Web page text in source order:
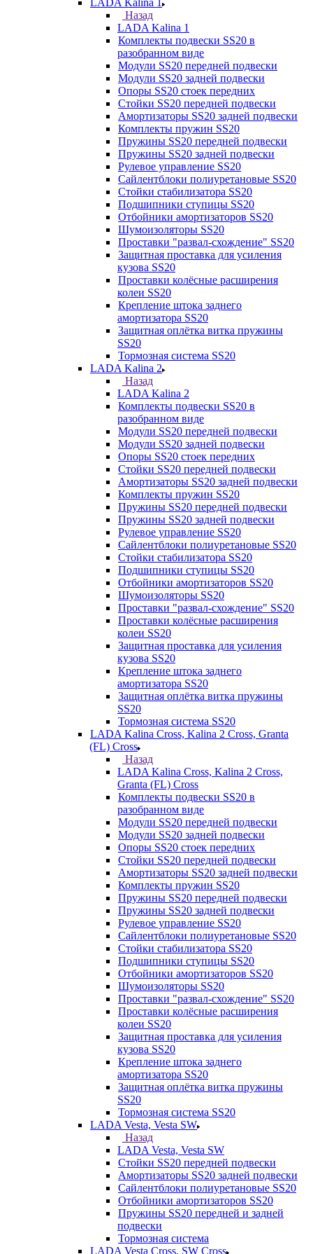
LADA Kalina 1
Назад
LADA Kalina 1
Комплекты подвески SS20 в
разобранном виде
Модули SS20 передней подвески
Модули SS20 задней подвески
Опоры SS20 стоек передних
Стойки SS20 передней подвески
Амортизаторы SS20 задней подвески
Комплекты пружин SS20
Пружины SS20 передней подвески
Пружины SS20 задней подвески
Рулевое управление SS20
Сайлентблоки полиуретановые SS20
Стойки стабилизатора SS20
Подшипники ступицы SS20
Отбойники амортизаторов SS20
Шумоизоляторы SS20
Проставки "развал-схождение" SS20
Защитная проставка для усиления
кузова SS20
Проставки колёсные расширения
колеи SS20
Крепление штока заднего
амортизатора SS20
Защитная оплётка витка пружины
SS20
Тормозная система SS20
LADA Kalina 2
Назад
LADA Kalina 2
Комплекты подвески SS20 в
разобранном виде
Модули SS20 передней подвески
Модули SS20 задней подвески
Опоры SS20 стоек передних
Стойки SS20 передней подвески
Амортизаторы SS20 задней подвески
Комплекты пружин SS20
Пружины SS20 передней подвески
Пружины SS20 задней подвески
Рулевое управление SS20
Сайлентблоки полиуретановые SS20
Стойки стабилизатора SS20
Подшипники ступицы SS20
Отбойники амортизаторов SS20
Шумоизоляторы SS20
Проставки "развал-схождение" SS20
Проставки колёсные расширения
колеи SS20
Защитная проставка для усиления
кузова SS20
Крепление штока заднего
амортизатора SS20
Защитная оплётка витка пружины
SS20
Тормозная система SS20
LADA Kalina Cross, Kalina 2 Cross, Granta
(FL) Cross
Назад
LADA Kalina Cross, Kalina 2 Cross,
Granta (FL) Cross
Комплекты подвески SS20 в
разобранном виде
Модули SS20 передней подвески
Модули SS20 задней подвески
Опоры SS20 стоек передних
Стойки SS20 передней подвески
Амортизаторы SS20 задней подвески
Комплекты пружин SS20
Пружины SS20 передней подвески
Пружины SS20 задней подвески
Рулевое управление SS20
Сайлентблоки полиуретановые SS20
Стойки стабилизатора SS20
Подшипники ступицы SS20
Отбойники амортизаторов SS20
Шумоизоляторы SS20
Проставки "развал-схождение" SS20
Проставки колёсные расширения
колеи SS20
Защитная проставка для усиления
кузова SS20
Крепление штока заднего
амортизатора SS20
Защитная оплётка витка пружины
SS20
Тормозная система SS20
LADA Vesta, Vesta SW
Назад
LADA Vesta, Vesta SW
Стойки SS20 передней подвески
Амортизаторы SS20 задней подвески
Сайлентблоки полиуретановые SS20
Отбойники амортизаторов SS20
Пружины SS20 передней и задней
подвески
Тормозная система
LADA Vesta Cross, SW Cross